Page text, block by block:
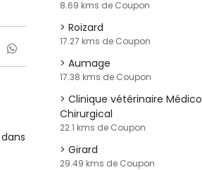
8.69 kms de Coupon
Roizard
17.27 kms de Coupon
Aumage
17.38 kms de Coupon
Clinique vétérinaire Médico
Chirurgical
22.1 kms de Coupon
Girard
29.49 kms de Coupon